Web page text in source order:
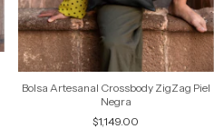
Bolsa Artesanal Crossbody ZigZag Piel
Negra
$1,149.00